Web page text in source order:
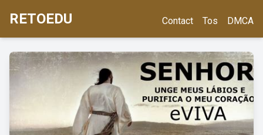
RETOEDU Contact Tos DMCA